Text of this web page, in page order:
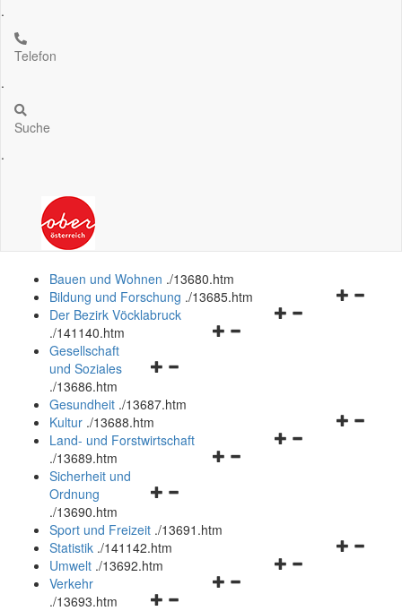
.
Telefon
.
Suche
.
Bauen und Wohnen ./13680.htm
Navigationsmenü
Bildung und Forschung ./13685.htm
Navigationsmenü
Der Bezirk Vöcklabruck
./141140.htm
Navigationsmenü
und
schließen
Gesellschaft
und Soziales
./13686.htm
Gesundheit ./13687.htm
Navigationsmenü
Kultur ./13688.htm
Navigationsmenü
Land- und Forstwirtschaft
./13689.htm
Navigationsmenü
und
schließen
Sicherheit und
Ordnung
./13690.htm
Sport und Freizeit ./13691.htm
Navigationsmenü
Statistik ./141142.htm
Navigationsmenü
Umwelt ./13692.htm
Navigationsmenü
Verkehr
./13693.htm